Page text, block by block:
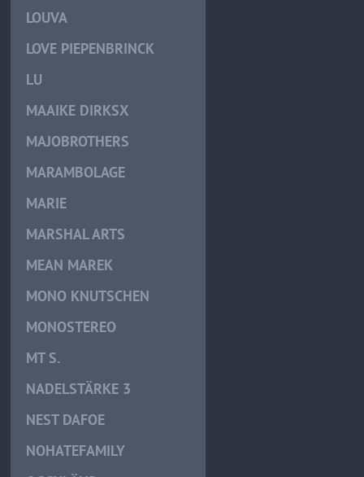
LOUVA
LOVE PIEPENBRINCK
LU
MAAIKE DIRKSX
MAJOBROTHERS
MARAMBOLAGE
MARIE
MARSHAL ARTS
MEAN MAREK
MONO KNUTSCHEN
MONOSTEREO
MT S.
NADELSTÄRKE 3
NEST DAFOE
NOHATEFAMILY